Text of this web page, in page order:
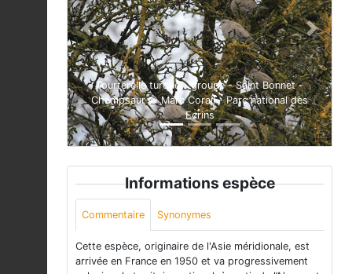
Tourterelle turque - groupe - Saint Bonnet -
Champsaur © Marc Corail - Parc national des
Ecrins
Previous Next
Informations espèce
Commentaire Synonymes
Cette espèce, originaire de l'Asie méridionale, est
arrivée en France en 1950 et va progressivement